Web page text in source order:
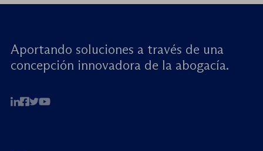
Aportando soluciones a través de una
concepción innovadora de la abogacía.